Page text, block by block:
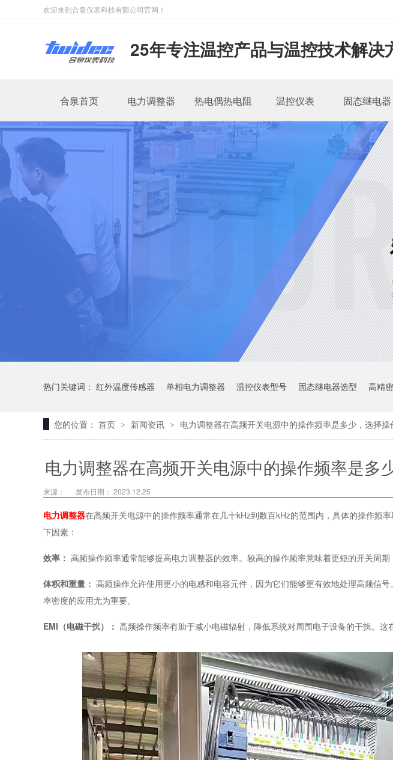
欢迎来到合泉仪表科技有限公司官网！
25年专注温控产品与温控技术解决
合泉首页 电力调整器 热电偶热电阻 温控仪表 固态继电器
热门关键词： 红外温度传感器 单相电力调整器 温控仪表型号 固态继电器选型 高精
您的位置： 首页 > 新闻资讯 > 电力调整器在高频开关电源中的操作频率是多少，选择
电力调整器在高频开关电源中的操作频率是多
是什么？
来源： 发布日期： 2023.12.25
电力调整器在高频开关电源中的操作频率通常在几十kHz到数百kHz的范围内，具体的操作频
下因素：
效率： 高频操作频率通常能够提高电力调整器的效率。较高的操作频率意味着更短的开关周期
体积和重量： 高频操作允许使用更小的电感和电容元件，因为它们能够更有效地处理高频信
率密度的应用尤为重要。
EMI（电磁干扰）： 高频操作频率有助于减小电磁辐射，降低系统对周围电子设备的干扰。这